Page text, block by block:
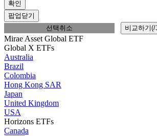
확인
팝업닫기
선택취소
비교하기(/
Mirae Asset Global ETF
Global X ETFs
Australia
Brazil
Colombia
Hong Kong SAR
Japan
United Kingdom
USA
Horizons ETFs
Canada